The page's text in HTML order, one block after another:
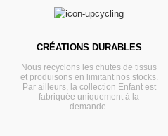
CRÉATIONS DURABLES
Nous recyclons les chutes de tissus
et produisons en limitant nos stocks.
Par ailleurs, la collection Enfant est
fabriquée uniquement à la
demande.